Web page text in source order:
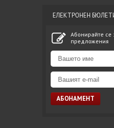
ЕЛЕКТРОНЕН
Абонирайте се
предложения